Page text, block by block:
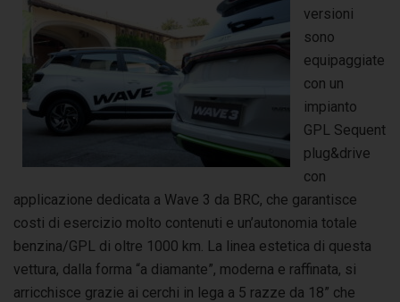
versioni
sono
equipaggiate
con un
impianto
GPL Sequent
plug&drive
con
applicazione dedicata a Wave 3 da BRC, che garantisce
costi di esercizio molto contenuti e un’autonomia totale
benzina/GPL di oltre 1000 km. La linea estetica di questa
vettura, dalla forma “a diamante”, moderna e raffinata, si
arricchisce grazie ai cerchi in lega a 5 razze da 18” che